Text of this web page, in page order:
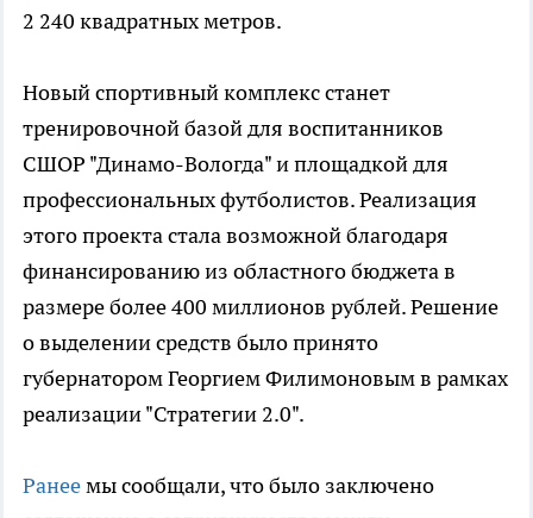
2 240 квадратных метров.
Новый спортивный комплекс станет
тренировочной базой для воспитанников
СШОР "Динамо-Вологда" и площадкой для
профессиональных футболистов. Реализация
этого проекта стала возможной благодаря
финансированию из областного бюджета в
размере более 400 миллионов рублей. Решение
о выделении средств было принято
губернатором Георгием Филимоновым в рамках
реализации "Стратегии 2.0".
Ранеемы сообщали, что было заключено